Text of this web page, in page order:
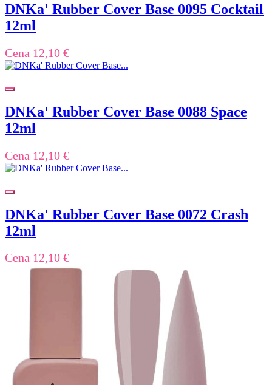
DNKa' Rubber Cover Base 0095 Cocktail
12ml
Cena 12,10 €
DNKa' Rubber Cover Base 0088 Space
12ml
Cena 12,10 €
DNKa' Rubber Cover Base 0072 Crash
12ml
Cena 12,10 €